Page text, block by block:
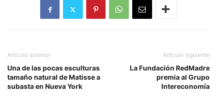
Artículo anterior
Una de las pocas esculturas
tamaño natural de Matisse a
subasta en Nueva York
Artículo siguiente
La Fundación RedMadre
premia al Grupo
Intereconomía